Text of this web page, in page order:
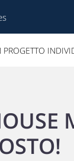
PROGETTO